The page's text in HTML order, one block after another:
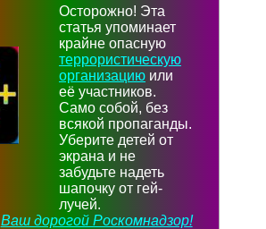
Осторожно! Эта
статья упоминает
крайне опасную
террористическую
организациюили
её участников.
Само собой, без
всякой пропаганды.
Уберите детей от
экрана и не
забудьте надеть
шапочку от гей-
лучей.
Ваш дорогой Роскомнадзор!